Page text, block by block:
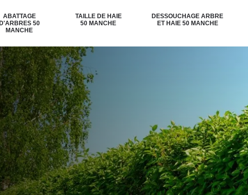
ABATTAGE
D'ARBRES 50
MANCHE
TAILLE DE HAIE
50 MANCHE
DESSOUCHAGE ARBRE
ET HAIE 50 MANCHE